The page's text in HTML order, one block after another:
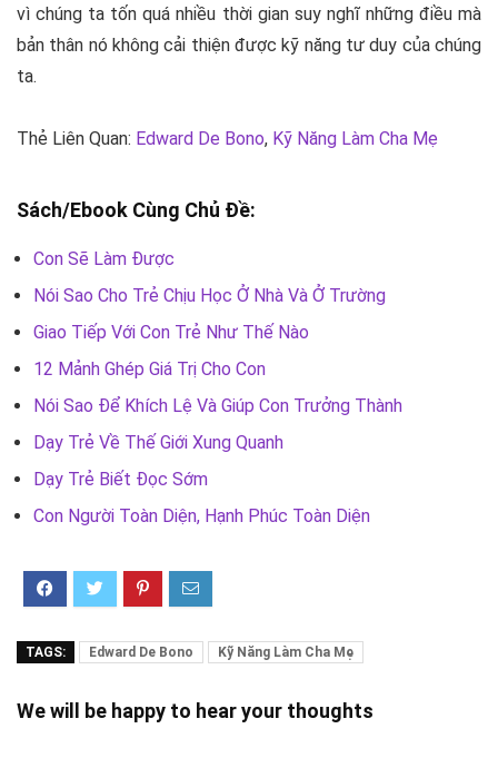
vì chúng ta tốn quá nhiều thời gian suy nghĩ những điều mà
bản thân nó không cải thiện được kỹ năng tư duy của chúng
ta.
Thẻ Liên Quan: Edward De Bono, Kỹ Năng Làm Cha Mẹ
Sách/Ebook Cùng Chủ Đề:
Con Sẽ Làm Được
Nói Sao Cho Trẻ Chịu Học Ở Nhà Và Ở Trường
Giao Tiếp Với Con Trẻ Như Thế Nào
12 Mảnh Ghép Giá Trị Cho Con
Nói Sao Để Khích Lệ Và Giúp Con Trưởng Thành
Dạy Trẻ Về Thế Giới Xung Quanh
Dạy Trẻ Biết Đọc Sớm
Con Người Toàn Diện, Hạnh Phúc Toàn Diện
TAGS: Edward De Bono Kỹ Năng Làm Cha Mẹ
We will be happy to hear your thoughts